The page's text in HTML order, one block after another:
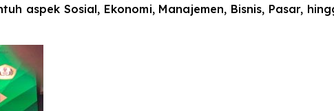
aspek Sosial, Ekonomi, Manajemen, Bisnis, Pasar,